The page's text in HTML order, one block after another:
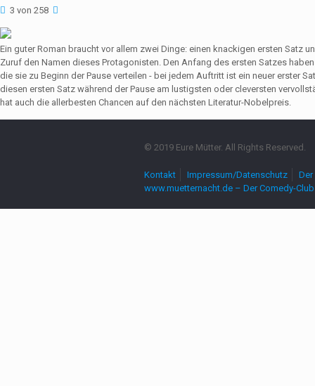
3 von 258
Ein guter Roman braucht vor allem zwei Dinge: einen knackigen ersten Satz
Zuruf den Namen dieses Protagonisten. Den Anfang des ersten Satzes
die sie zu Beginn der Pause verteilen - bei jedem Auftritt ist ein neuer erster
diesen ersten Satz während der Pause am lustigsten oder cleversten
hat auch die allerbesten Chancen auf den nächsten Literatur-Nobelpreis.
© 2019 Eure Mütter. All Rights Reserved.
Kontakt Impressum/Datenschutz
www.muetternacht.de – Der Comedy-Club